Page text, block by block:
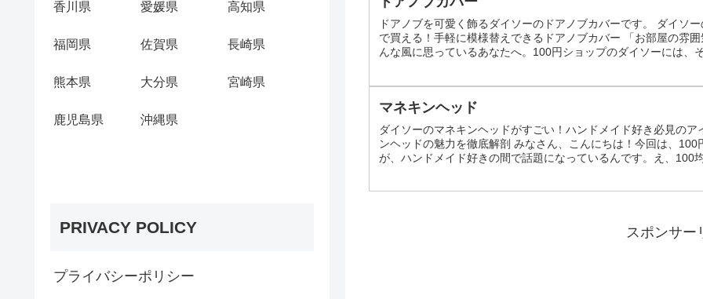
ドアノブを可愛く飾るダイソーのドアノブカバーです。 ダイソ
で買える！手軽に模様替えできるドアノブカバー 「お部屋の雰
んな風に思っているあなたへ。100円ショップのダイソーには
マネキンヘッド
ダイソーのマネキンヘッドがすごい！ハンドメイド好き必見の
ンヘッドの魅力を徹底解剖 みなさん、こんにちは！今回は、
が、ハンドメイド好きの間で話題になっているんです。え、100
スポンサー
香川県 愛媛県 高知県
福岡県 佐賀県 長崎県
熊本県 大分県 宮崎県
鹿児島県 沖縄県
PRIVACY POLICY
プライバシーポリシー